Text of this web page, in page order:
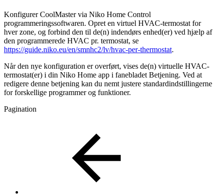
Konfigurer CoolMaster via Niko Home Control
programmeringssoftwaren. Opret en virtuel HVAC-termostat for
hver zone, og forbind den til de(n) indendørs enhed(er) ved hjælp af
den programmerede HVAC pr. termostat, se
https://guide.niko.eu/en/smnhc2/lv/hvac-per-thermostat.
Når den nye konfiguration er overført, vises de(n) virtuelle HVAC-
termostat(er) i din Niko Home app i fanebladet Betjening. Ved at
redigere denne betjening kan du nemt justere standardindstillingerne
for forskellige programmer og funktioner.
Pagination